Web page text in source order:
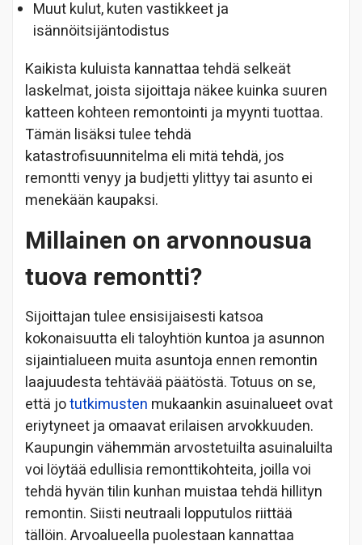
Muut kulut, kuten vastikkeet ja
isännöitsijäntodistus
Kaikista kuluista kannattaa tehdä selkeät
laskelmat, joista sijoittaja näkee kuinka suuren
katteen kohteen remontointi ja myynti tuottaa.
Tämän lisäksi tulee tehdä
katastrofisuunnitelma eli mitä tehdä, jos
remontti venyy ja budjetti ylittyy tai asunto ei
menekään kaupaksi.
Millainen on arvonnousua
tuova remontti?
Sijoittajan tulee ensisijaisesti katsoa
kokonaisuutta eli taloyhtiön kuntoa ja asunnon
sijaintialueen muita asuntoja ennen remontin
laajuudesta tehtävää päätöstä. Totuus on se,
että jotutkimusten mukaankin asuinalueet ovat
eriytyneet ja omaavat erilaisen arvokkuuden.
Kaupungin vähemmän arvostetuilta asuinaluilta
voi löytää edullisia remonttikohteita, joilla voi
tehdä hyvän tilin kunhan muistaa tehdä hillityn
remontin. Siisti neutraali lopputulos riittää
tällöin. Arvoalueella puolestaan kannattaa